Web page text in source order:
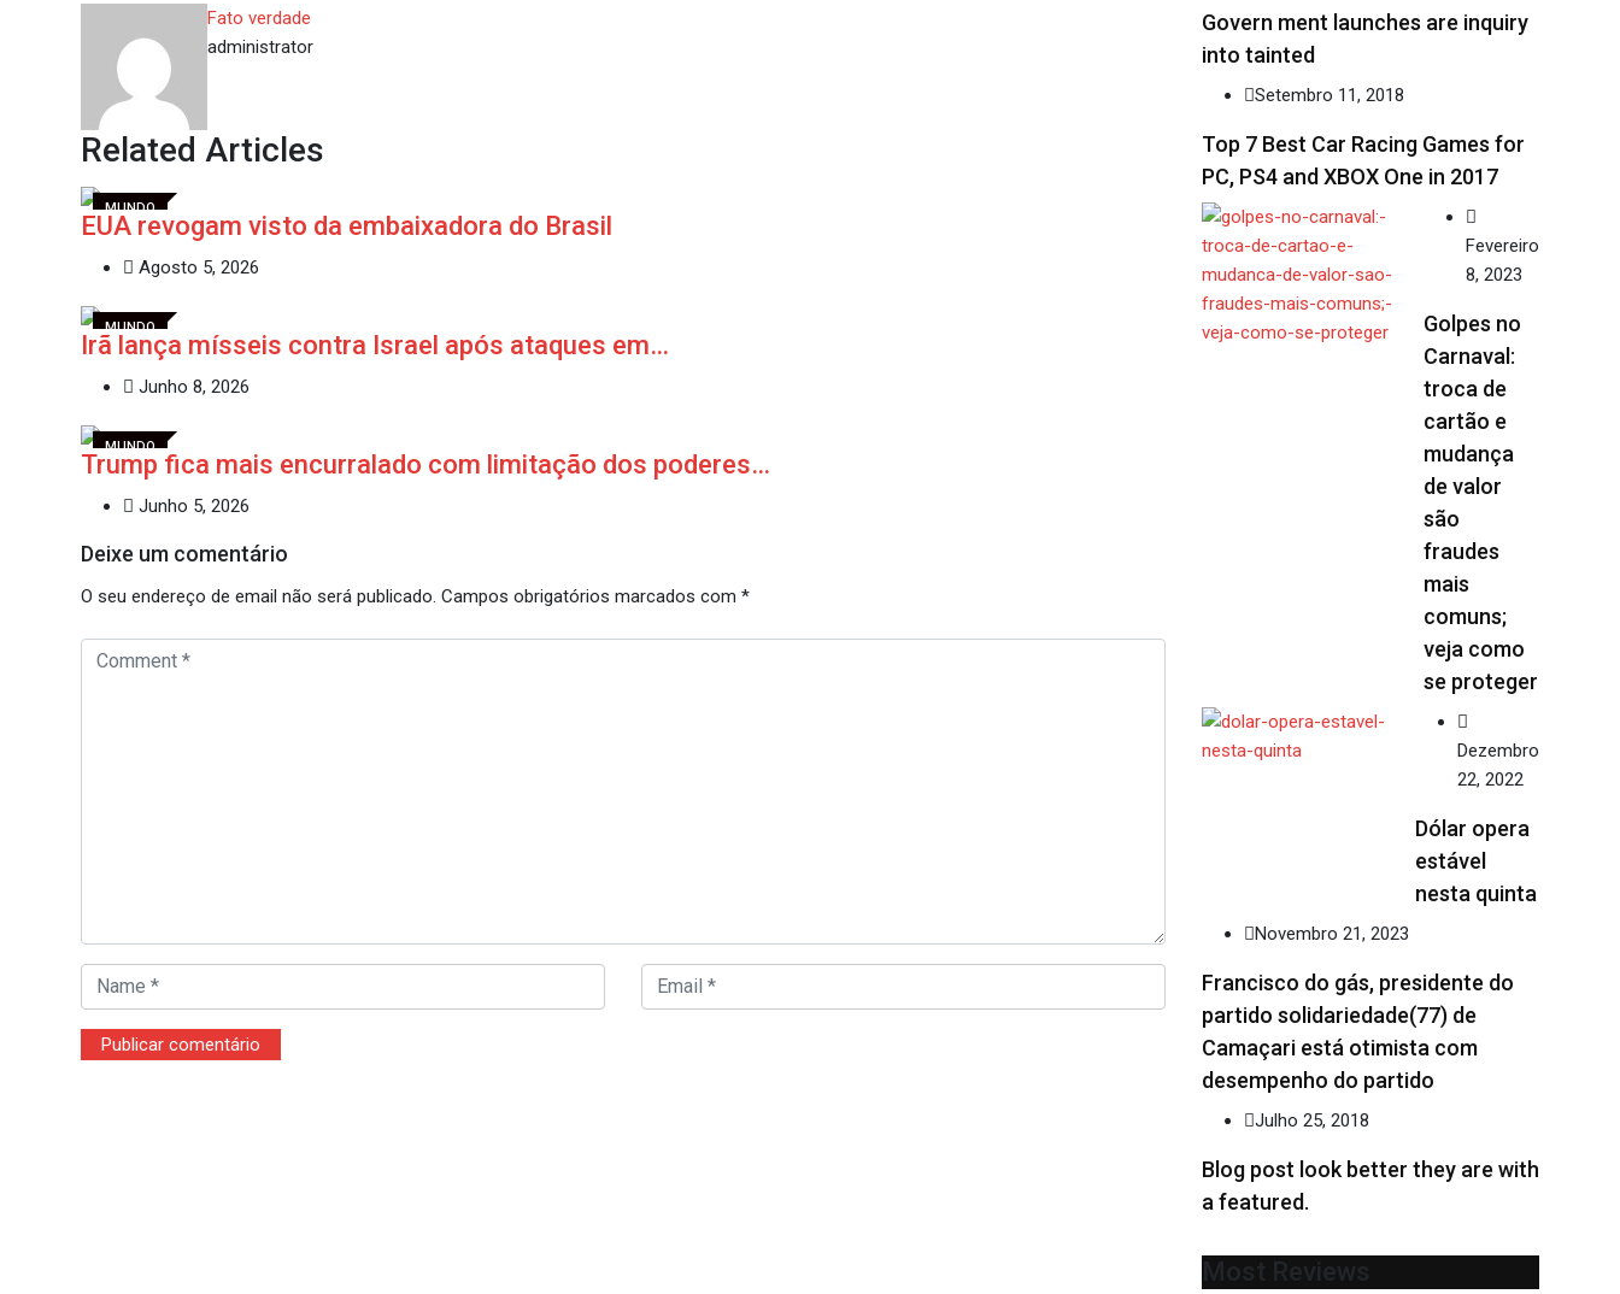
Fato verdade
administrator
Related Articles
MUNDO
EUA revogam visto da embaixadora do Brasil
Agosto 5, 2026
MUNDO
Irã lança mísseis contra Israel após ataques em…
Junho 8, 2026
MUNDO
Trump fica mais encurralado com limitação dos poderes…
Junho 5, 2026
Deixe um comentário
O seu endereço de email não será publicado. Campos obrigatórios marcados com *
Govern ment launches are inquiry
into tainted
Setembro 11, 2018
Top 7 Best Car Racing Games for
PC, PS4 and XBOX One in 2017
Fevereiro
8, 2023
Golpes no
Carnaval:
troca de
cartão e
mudança
de valor
são
fraudes
mais
comuns;
veja como
se proteger
Dezembro
22, 2022
Dólar opera
estável
nesta quinta
Novembro 21, 2023
Francisco do gás, presidente do
partido solidariedade(77) de
Camaçari está otimista com
desempenho do partido
Julho 25, 2018
Blog post look better they are with
a featured.
Most Reviews